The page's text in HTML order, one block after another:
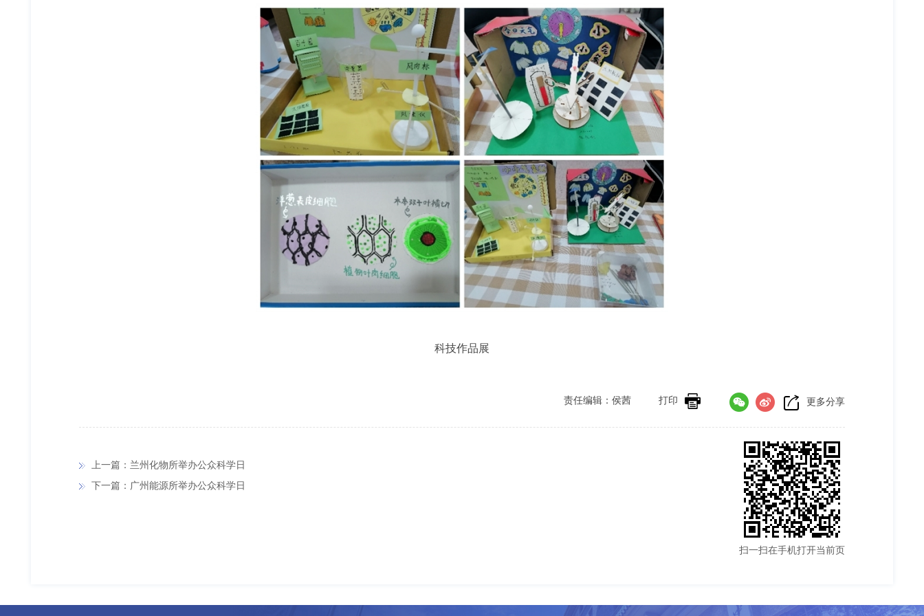
科技作品展
更多分享
打印
责任编辑：侯茜
上一篇：兰州化物所举办公众科学日
下一篇：广州能源所举办公众科学日
扫一扫在手机打开当前页